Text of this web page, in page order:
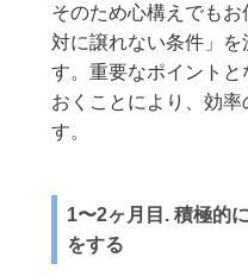
そのため心構えでも
対に譲れない条件」
す。重要なポイント
おくことにより、効率
す。
1〜2ヶ月目. 積極的
をする